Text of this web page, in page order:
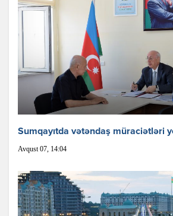
Sumqayıtda vətəndaş müraciətləri
Avqust 07, 14:04